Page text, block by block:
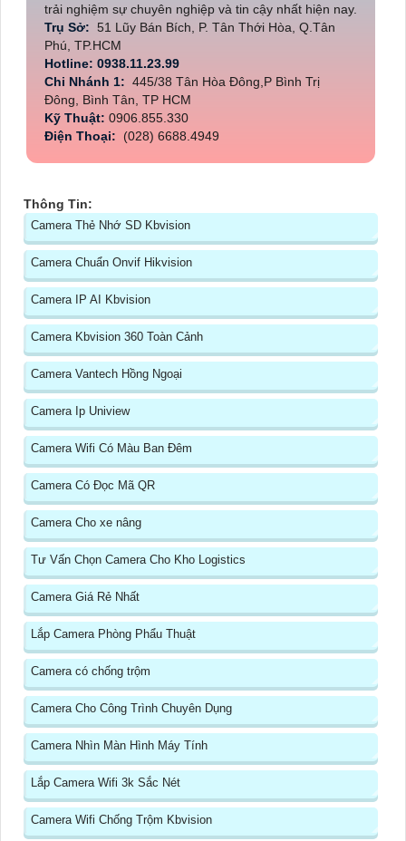
trải nghiệm sự chuyên nghiệp và tin cậy nhất hiện nay.
Trụ Sở: 51 Lũy Bán Bích, P. Tân Thới Hòa, Q.Tân
Phú, TP.HCM
Hotline: 0938.11.23.99
Chi Nhánh 1: 445/38 Tân Hòa Đông,P Bình Trị
Đông, Bình Tân, TP HCM
Kỹ Thuật: 0906.855.330
Điện Thoại:
(028) 6688.4949
Thông Tin:
Camera Thẻ Nhớ SD Kbvision
Camera Chuẩn Onvif Hikvision
Camera IP AI Kbvision
Camera Kbvision 360 Toàn Cảnh
Camera Vantech Hồng Ngoại
Camera Ip Uniview
Camera Wifi Có Màu Ban Đêm
Camera Có Đọc Mã QR
Camera Cho xe nâng
Tư Vấn Chọn Camera Cho Kho Logistics
Camera Giá Rẻ Nhất
Lắp Camera Phòng Phẩu Thuật
Camera có chống trộm
Camera Cho Công Trình Chuyên Dụng
Camera Nhìn Màn Hình Máy Tính
Lắp Camera Wifi 3k Sắc Nét
Camera Wifi Chống Trộm Kbvision